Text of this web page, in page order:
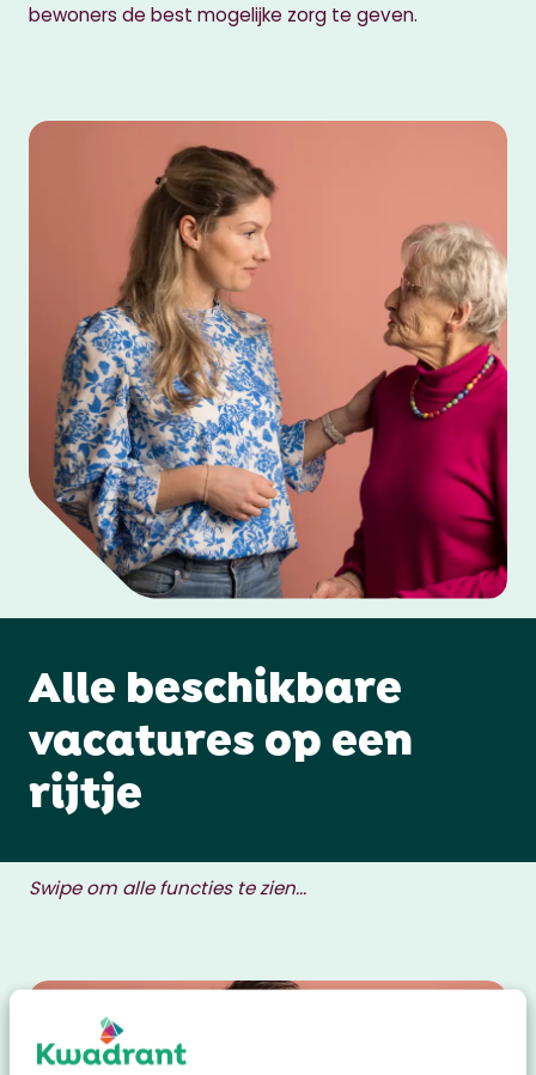
bewoners de best mogelijke zorg te geven.
Alle beschikbare
vacatures op een
rijtje
Swipe om alle functies te zien...